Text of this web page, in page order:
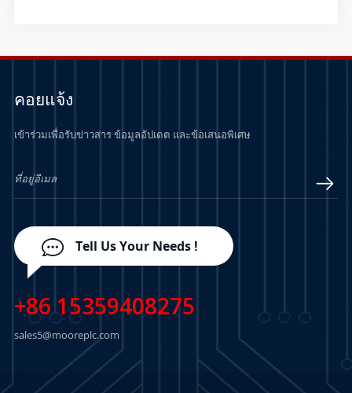
คอยแจ้ง
เข้าร่วมเพื่อรับข่าวสาร ข้อมูลอัปเดต และข้อเสนอพิเศษ
Tell Us Your Needs !
+86 15359408275
sales5@mooreplc.com